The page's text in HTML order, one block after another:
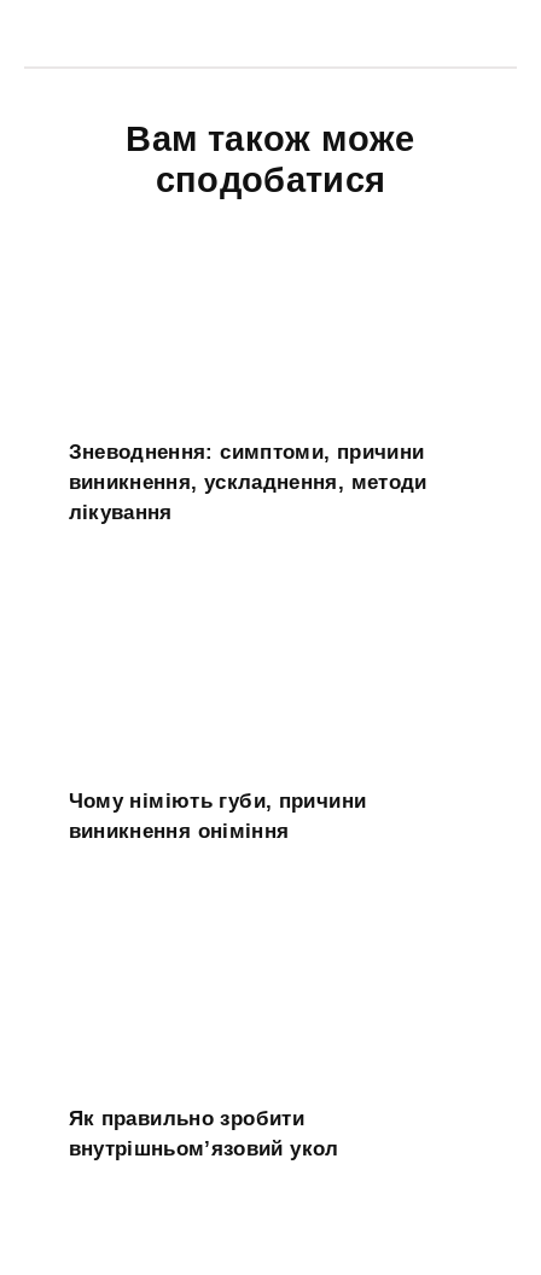
Вам також може
сподобатися
Зневоднення: симптоми, причини
виникнення, ускладнення, методи
лікування
Чому німіють губи, причини
виникнення оніміння
Як правильно зробити
внутрішньом’язовий укол